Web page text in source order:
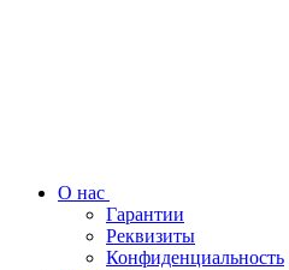
О нас
Гарантии
Реквизиты
Конфиденциальность